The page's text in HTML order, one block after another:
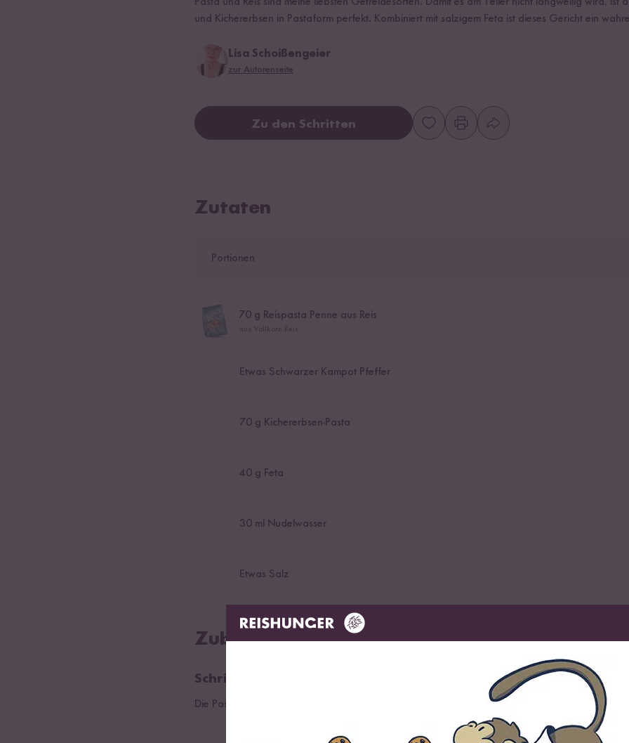
und Kichererbsen in Pastaform perfekt. Kombiniert mit salzigem Feta ist dieses Gericht ein
Lisa Schoißengeier
zur Autorenseite
Zu den Schritten
Zutaten
Portionen
70g Reispasta Penne aus Reis
Etwas Schwarzer Kampot Pfeffer
70g Kichererbsen-Pasta
40g Feta
30ml Nudelwasser
Etwas Salz
Zubereitung
Schritt 01
Die Pasta nach Packungsangaben zubereiten.